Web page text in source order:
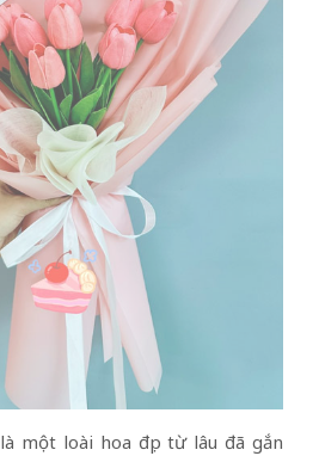
là một loài hoa đẹp từ lâu đã gắn